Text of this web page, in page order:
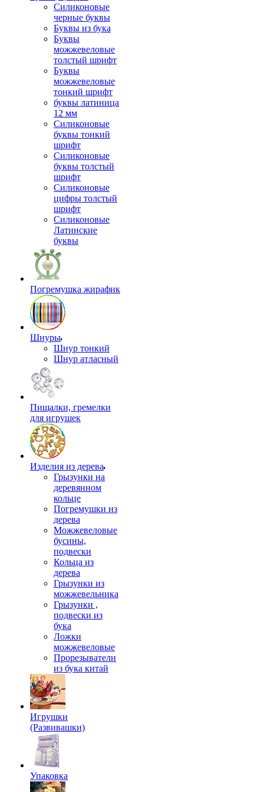
Силиконовые
черные буквы
Буквы из бука
Буквы
можжевеловые
толстый шрифт
Буквы
можжевеловые
тонкий шрифт
буквы латиница
12 мм
Силиконовые
буквы тонкий
шрифт
Силиконовые
буквы толстый
шрифт
Силиконовые
цифры толстый
шрифт
Силиконовые
Латинские
буквы
Погремушка жирафик
Шнуры
Шнур тонкий
Шнур атласный
Пищалки, гремелки
для игрушек
Изделия из дерева
Грызунки на
деревянном
кольце
Погремушки из
дерева
Можжевеловые
бусины,
подвески
Кольца из
дерева
Грызунки из
можжевельника
Грызунки ,
подвески из
бука
Ложки
можжевеловые
Прорезыватели
из бука китай
Игрушки
(Развивашки)
Упаковка